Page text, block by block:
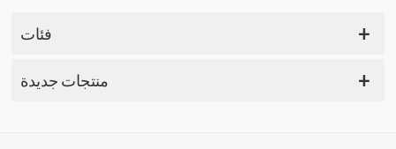
فئات
منتجات جديدة